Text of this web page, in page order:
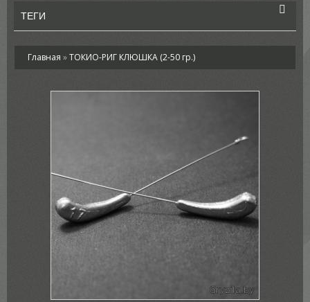
ТЕГИ
Главная »ТОКИО-РИГ КЛЮШКА (2-50 гр.)